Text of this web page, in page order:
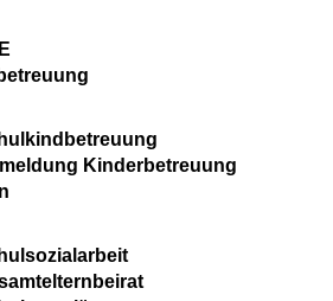
Kinderbetreuung